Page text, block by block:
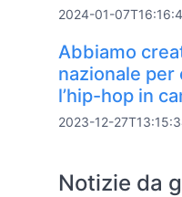
2024-01-
Abbiamo
nazionale per
l’hip-hop in
2023-12-
Notizie da